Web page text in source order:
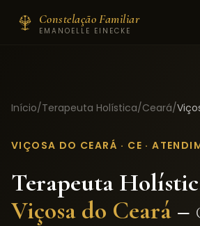
Constelação Familiar
EMANOELLE EINECKE
Início/Terapeuta Holística/Ceará/
VIÇOSA DO CEARÁ · CE ·
Terapeuta
Viçosa do Ceará –